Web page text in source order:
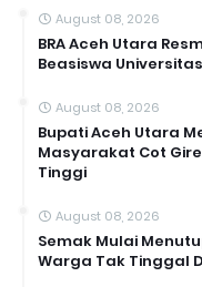
August 08, 2026
BRA Aceh Utara
Beasiswa
August 08, 2026
Bupati Aceh Utara
Masyarakat Cot
Tinggi
August 08, 2026
Semak Mulai
Warga Tak Tinggal